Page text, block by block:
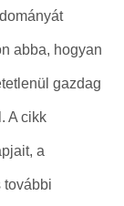
abba, hogyan
gazdag
A cikk
a
további